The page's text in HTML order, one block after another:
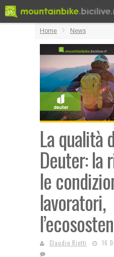
Home News
La qualità
Deuter: la
le
lavoratori,
Claudio Riotti 16